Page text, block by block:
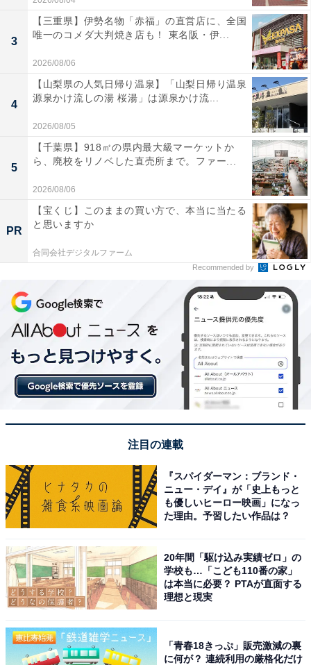
3
【三重県】伊勢名物「赤福」の直営店に、全国
唯一のコメダ大判焼き店も！ 東名阪・伊...
2026/08/06
4
【山梨県の人気日帰り温泉】「山梨日帰り温泉
源泉かけ流しの湯 桜湯」は源泉かけ流...
2026/08/05
5
【千葉県】918㎡の県内最大級マーケットか
ら、廃校をリノベした直売所まで。ファー...
2026/08/06
PR
【宝くじ】このままの買い方で、本当に当たる
と思いますか
合同会社デジタルファーム
Recommended by
注目の連載
『スパイダーマン：ブランド・
ニュー・デイ』が「史上もっと
も優しいヒーロー映画」になっ
た理由。予習したい作品は？
20年間「駆け込み実績ゼロ」の
学校も…「こども110番の家」
は本当に必要？ PTAが直面する
理想と現実
「青春18きっぷ」販売激減の裏
に何が？ 連続利用の厳格化だけ